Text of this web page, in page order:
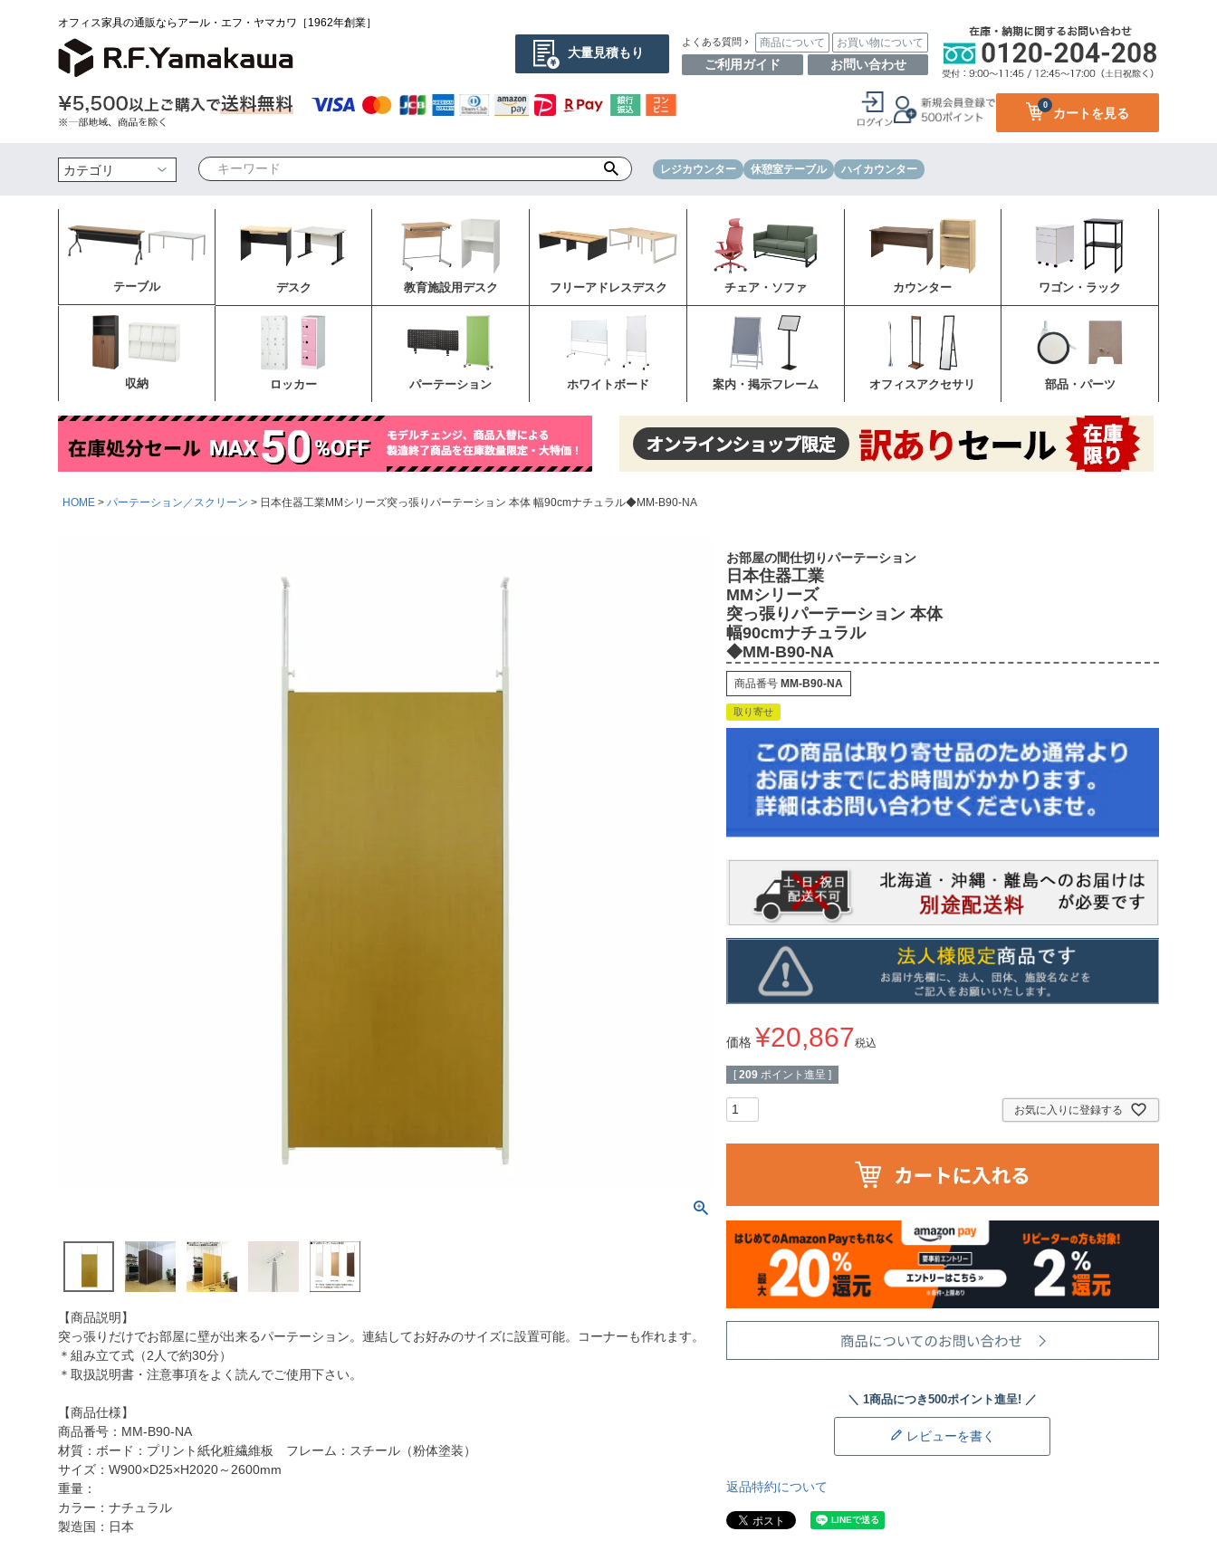
オフィス家具の通販ならアール・エフ・ヤマカワ［1962年創業］
大量見積もり
よくある質問 商品について お買い物について
ご利用ガイド お問い合わせ
カートを見る
0
検索 レジカウンター 休憩室テーブル ハイカウンター
テーブル デスク 教育施設用デスク フリーアドレスデスク チェア・ソファ カウンター ワゴン・ラック
収納 ロッカー パーテーション ホワイトボード 案内・掲示フレーム オフィスアクセサリ 部品・パーツ
HOME パーテーション／スクリーン 日本住器工業MMシリーズ突っ張りパーテーション 本体 幅90cmナチュラル◆MM-B90-NA
【商品説明】
突っ張りだけでお部屋に壁が出来るパーテーション。連結してお好みのサイズに設置可能。コーナーも作れます。
＊組み立て式（2人で約30分）
＊取扱説明書・注意事項をよく読んでご使用下さい。
【商品仕様】
商品番号：MM-B90-NA
材質：ボード：プリント紙化粧繊維板 フレーム：スチール（粉体塗装）
サイズ：W900×D25×H2020～2600mm
重量：
カラー：ナチュラル
製造国：日本
お部屋の間仕切りパーテーション
日本住器工業
MMシリーズ
突っ張りパーテーション 本体
幅90cmナチュラル
◆MM-B90-NA
商品番号 MM-B90-NA
取り寄せ
価格 ¥20,867税込
[ 209 ポイント進呈 ]
お気に入りに登録する
レビューを書く
返品特約について